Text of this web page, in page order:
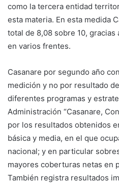
como la tercera entidad
esta materia. En esta medida
total de 8,08 sobre 10,
en varios frentes.
Casanare por segundo año
medición y no por resultado
diferentes programas y
Administración “Casanare,
por los resultados obtenidos
básica y media, en el que
nacional; y en particular
mayores coberturas netas en
También registra resultados